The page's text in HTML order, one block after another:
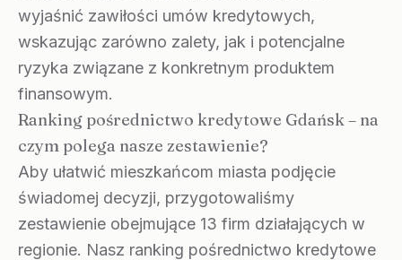
wyjaśnić zawiłości umów kredytowych,
wskazując zarówno zalety, jak i potencjalne
ryzyka związane z konkretnym produktem
finansowym.
Ranking pośrednictwo kredytowe Gdańsk – na
czym polega nasze zestawienie?
Aby ułatwić mieszkańcom miasta podjęcie
świadomej decyzji, przygotowaliśmy
zestawienie obejmujące 13 firm działających w
regionie. Nasz ranking pośrednictwo kredytowe